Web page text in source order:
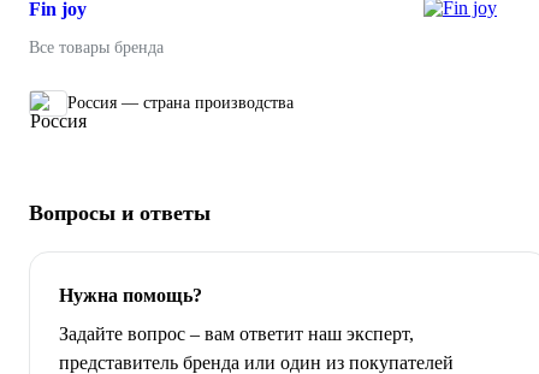
Fin joy
Все товары бренда
Россия — страна производства
Вопросы и ответы
Нужна помощь?
Задайте вопрос – вам ответит наш эксперт,
представитель бренда или один из покупателей